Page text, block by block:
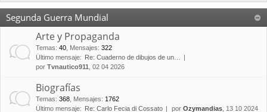
Segunda Guerra Mundial
Arte y Propaganda
Temas: 40 Mensajes: 322
Último mensaje:
Re: Cuaderno de dibujos de un…
por Tvnautico911 , 02 04 2026
Biografías
Temas: 368 Mensajes: 1762
Último mensaje:
Re: Carlo Fecia di Cossato por Ozymandias , 13 10 2024